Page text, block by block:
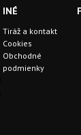
INÉ
Tiráž a kontakt
Cookies
Obchodné
podmienky